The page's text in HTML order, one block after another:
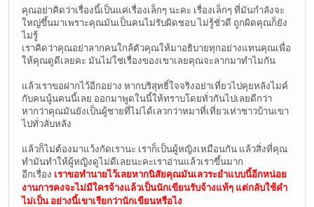
คุณอย่าคิดว่าเรื่องนี้เป็นแค่เรื่องเล็กๆ นะคะ เรื่องเล็กๆ ที่มันกำลังจะ
ใหญ่ขึ้นมาเพราะคุณมันเป็นคนไม่รับผิดชอบ ไม่รู้ชั่วดี ถูกผิดคุณก็ยัง
ไม่รู้
เราคิดว่าคุณอย่าลากคนใกล้ตัวคุณให้มาอธิบายทุกอย่างแทนคุณเพื่อ
ให้คุณดูดีเลยคะ มันไม่ใช่เรื่องของเขาเลยคุณจะลากมาทำไมกัน
แล้วเราขอฝากไว้อีกอย่าง หากบริสุทธิ์ใจจริงอย่าเที่ยวไปคุยหลังไมค์
กับคนนู้นคนนี้เลย ออกมาพูดในนี้ให้ทราบโดยทั่วกันไปเลยดีกว่า
หากว่าคุณมันยังเป็นผู้ชายที่ไม่ได้เลวกว่าหมาที่เที่ยวเห่าชาวบ้านเขา
ไปทั่วลับหลัง
แล้วก็ไม่ต้องมาแว้งกัดเรานะ เราก็เป็นผู้หญิงเหมือนกัน แล้วสิ่งที่คุณ
ทำมันทำให้ผู้หญิงดูไม่ดีเลยนะคะเราอ่านแล้วเราขึ้นมาก
อีกเรื่อง เราขอทำนายไว้เลยหากนิสัยคุณมันเลวระยำแบบนี้อีกหน่อย
งานการคงจะไม่มีใครจ้างแล้วเป็นนักเขียนรับจ้างแท้ๆ แต่กลับใช้คำ
ไม่เป็น อย่างนี้เขาเรียกว่านักเขียนหรือไง